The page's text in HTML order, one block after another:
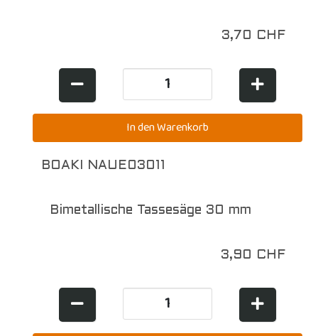
3,70 CHF
BOAKI NAUE03011
Bimetallische Tassesäge 30 mm
3,90 CHF